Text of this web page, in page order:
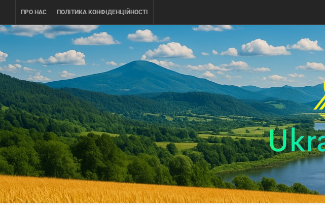
content
ПРО НАС ПОЛІТИКА КОНФІДЕНЦІЙНОСТІ
UKRAINE-IS
ПОДОРОЖI ПО УКРАЇНІ